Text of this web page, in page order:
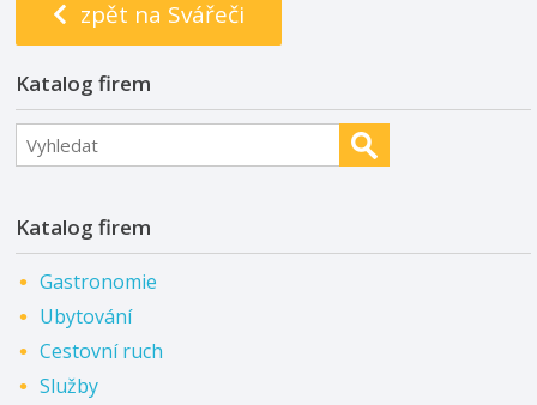
zpět na Svářeči
Katalog firem
Katalog firem
Gastronomie
Ubytování
Cestovní ruch
Služby